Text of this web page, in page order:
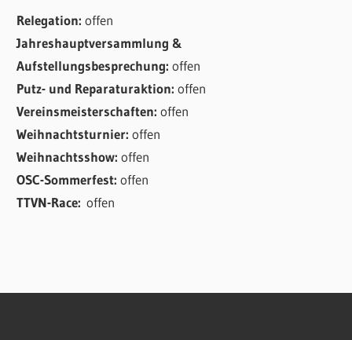
Relegation:offen
Jahreshauptversammlung &
Aufstellungsbesprechung:offen
Putz- und Reparaturaktion:offen
Vereinsmeisterschaften:offen
Weihnachtsturnier:offen
Weihnachtsshow:offen
OSC-Sommerfest:offen
TTVN-Race:offen